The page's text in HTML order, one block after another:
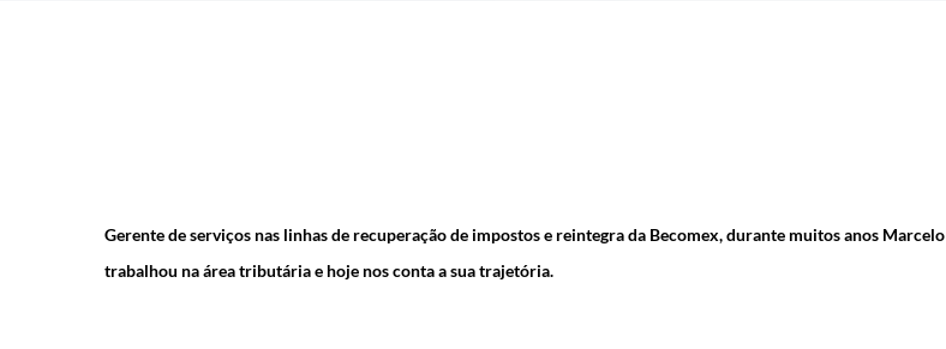
Gerente de serviços nas linhas de recuperação de impostos e reintegra da Becomex, durante muitos anos Marcelo
trabalhou na área tributária e hoje nos conta a sua trajetória.